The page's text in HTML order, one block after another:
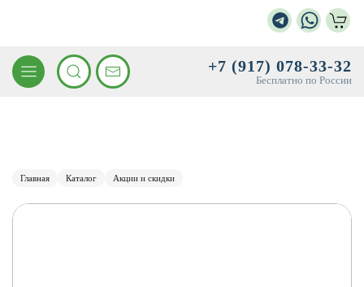
+7 (917) 078-33-32
Бесплатно по России
Главная Каталог Акции и скидки